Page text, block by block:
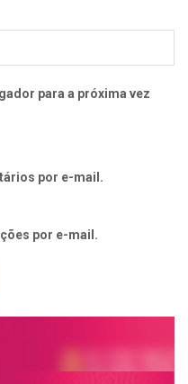
para a próxima vez
por e-mail.
por e-mail.